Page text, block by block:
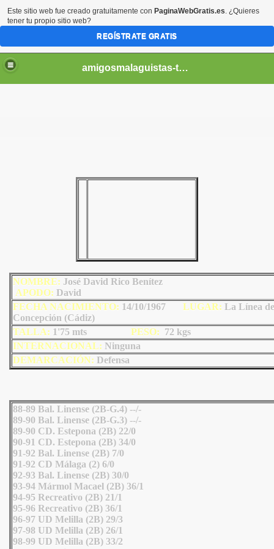
amigosmalaguistas-temporadas
NOMBRE: José David Rico Benítez
APODO: David
FECHA NACIMIENTO: 14/10/1967 LUGAR: La Línea
Concepción (Cádiz)
TALLA: 1'75 mts PESO: 72 kgs
INTERNACIONAL: Ninguna
DEMARCACIÓN: Defensa
88-89 Bal. Linense (2B-G.4) --/-
89-90 Bal. Linense (2B-G.3) --/-
89-90 CD. Estepona (2B) 22/0
90-91 CD. Estepona (2B) 34/0
91-92 Bal. Linense (2B) 7/0
91-92 CD Málaga (2) 6/0
92-93 Bal. Linense (2B) 30/0
93-94 Mármol Macael (2B) 36/1
94-95 Recreativo (2B) 21/1
95-96 Recreativo (2B) 36/1
96-97 UD Melilla (2B) 29/3
97-98 UD Melilla (2B) 26/1
98-99 UD Melilla (2B) 33/2
Este sitio web fue creado gratuitamente con PaginaWebGratis.es. ¿Quieres
tener tu propio sitio web?
REGÍSTRATE GRATIS